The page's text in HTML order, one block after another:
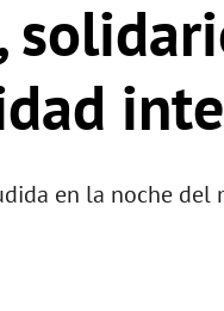
en la noche